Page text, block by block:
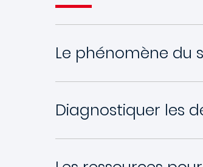
Le phénomène du
Diagnostiquer les